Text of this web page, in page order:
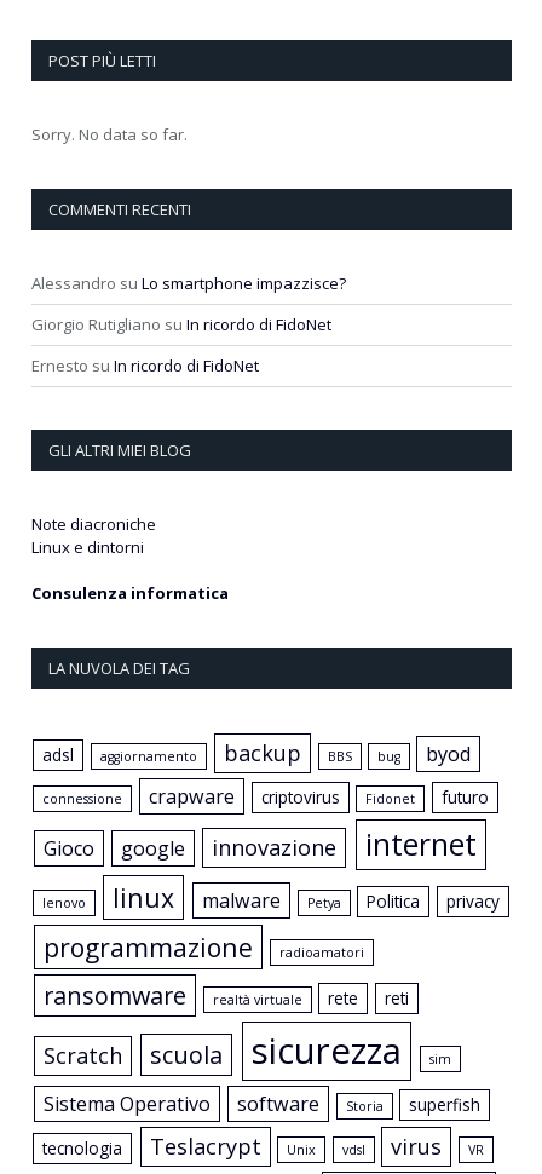
POST PIÙ LETTI
Sorry. No data so far.
COMMENTI RECENTI
Alessandro su Lo smartphone impazzisce?
Giorgio Rutigliano su In ricordo di FidoNet
Ernesto su In ricordo di FidoNet
GLI ALTRI MIEI BLOG
Note diacroniche
Linux e dintorni
Consulenza informatica
LA NUVOLA DEI TAG
adsl aggiornamento backup BBS bug byod
connessione crapware criptovirus Fidonet futuro
Gioco google innovazione internet
lenovo linux malware Petya Politica privacy
programmazione radioamatori
ransomware realtà virtuale rete reti
Scratch scuola sicurezza sim
Sistema Operativo software Storia
superfish
tecnologia
Teslacrypt Unix vdsl virus VR